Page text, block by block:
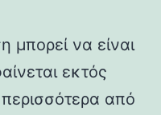
μπορεί να είναι
εκτός
από